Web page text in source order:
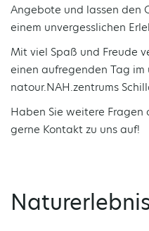
Angebote und lassen den
einem unvergesslichen
Mit viel Spaß und Freude
einen aufregenden Tag
natour.NAH.zentrums
Haben Sie weitere Fragen
gerne Kontakt zu uns auf!